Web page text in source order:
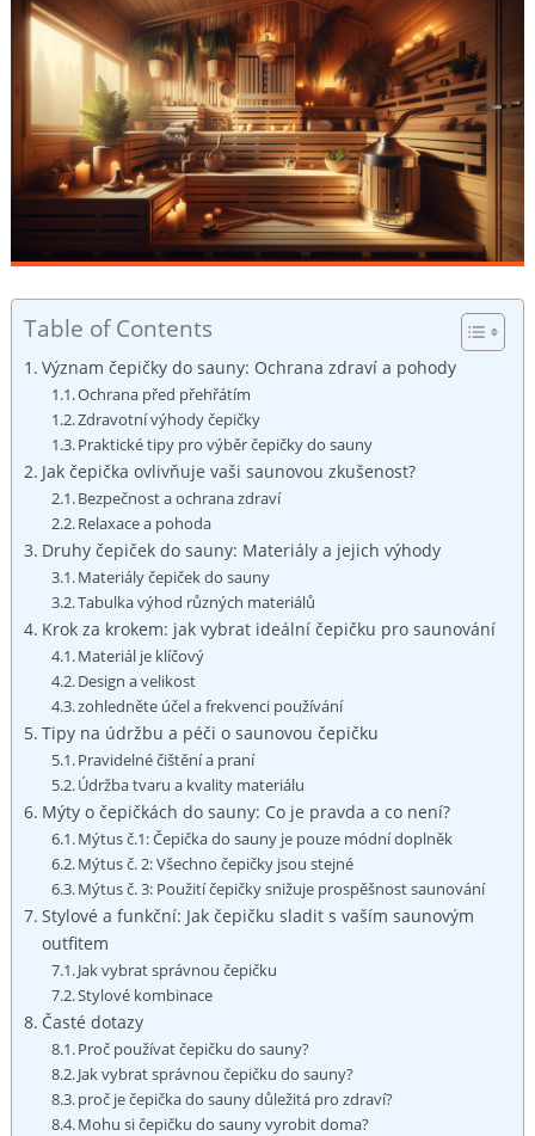
Table of Contents
Význam čepičky do sauny: Ochrana zdraví a pohody
Ochrana před přehřátím
Zdravotní výhody čepičky
Praktické tipy pro výběr čepičky do sauny
Jak čepička ovlivňuje vaši saunovou zkušenost?
Bezpečnost a ochrana zdraví
Relaxace a pohoda
Druhy čepiček do sauny: Materiály a jejich výhody
Materiály čepiček do sauny
Tabulka výhod různých materiálů
Krok za krokem: jak vybrat ideální čepičku pro saunování
Materiál je klíčový
Design a velikost
zohledněte účel a frekvenci používání
Tipy na údržbu a péči o saunovou čepičku
Pravidelné čištění a praní
Údržba tvaru a kvality materiálu
Mýty o čepičkách do sauny: Co je pravda a co není?
Mýtus č.1: Čepička do sauny je pouze módní doplněk
Mýtus č. 2: Všechno čepičky jsou stejné
Mýtus č. 3: Použití čepičky snižuje prospěšnost saunování
Stylové a funkční: Jak čepičku sladit s vaším saunovým
outfitem
Jak vybrat správnou čepičku
Stylové kombinace
Časté dotazy
Proč používat čepičku do sauny?
Jak vybrat správnou čepičku do sauny?
proč je čepička do sauny důležitá pro zdraví?
Mohu si čepičku do sauny vyrobit doma?